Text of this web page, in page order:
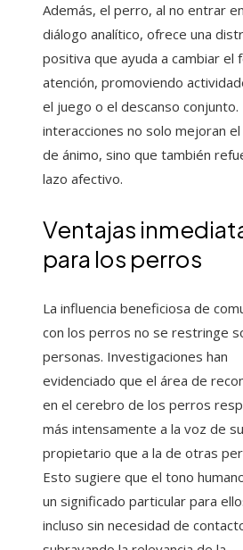
Además, el perro, al no entrar
diálogo analítico, ofrece una
positiva que ayuda a cambiar el
atención, promoviendo
el juego o el descanso conjunto.
interacciones no solo mejoran
de ánimo, sino que también
lazo afectivo.
Ventajas
para los perros
La influencia beneficiosa de
con los perros no se restringe
personas. Investigaciones han
evidenciado que el área de
en el cerebro de los perros
más intensamente a la voz de su
propietario que a la de otras
Esto sugiere que el tono
un significado particular para
incluso sin necesidad de